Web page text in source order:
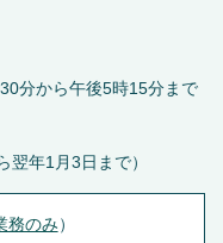
分から午後5時15分まで
翌年1月3日まで）
務のみ ）